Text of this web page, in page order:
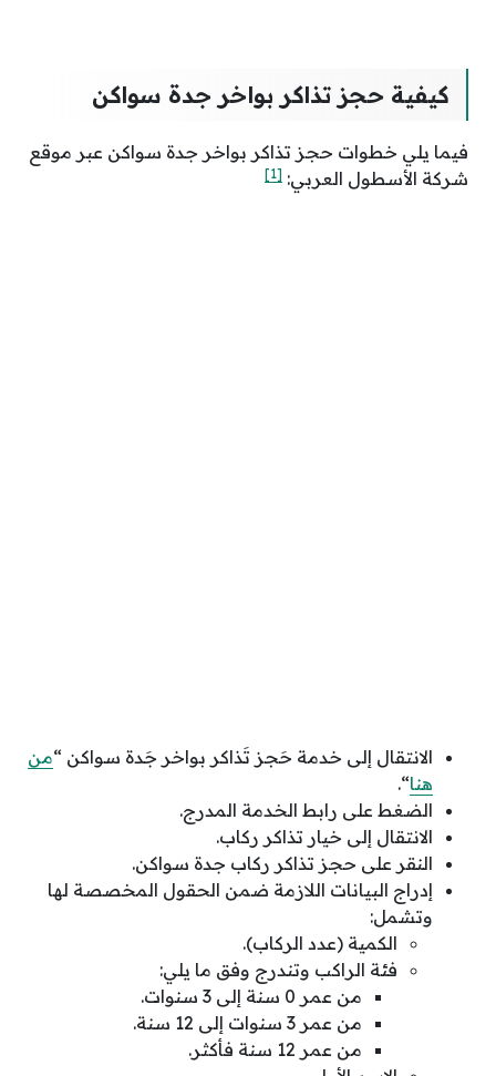
كيفية حجز تذاكر بواخر جدة سواكن
فيما يلي خطوات حجز تذاكر بواخر جدة سواكن عبر موقع
شركة الأسطول العربي: [1]
الانتقال إلى خدمة حَجز تَذاكر بواخر جَدة سواكن “من
هنا“.
الضغط على رابط الخدمة المدرج.
الانتقال إلى خيار تذاكر ركاب.
النقر على حجز تذاكر ركاب جدة سواكن.
إدراج البيانات اللازمة ضمن الحقول المخصصة لها
وتشمل:
الكمية (عدد الركاب).
فئة الراكب وتندرج وفق ما يلي:
من عمر 0 سنة إلى 3 سنوات.
من عمر 3 سنوات إلى 12 سنة.
من عمر 12 سنة فأكثر.